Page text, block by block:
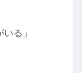
る」